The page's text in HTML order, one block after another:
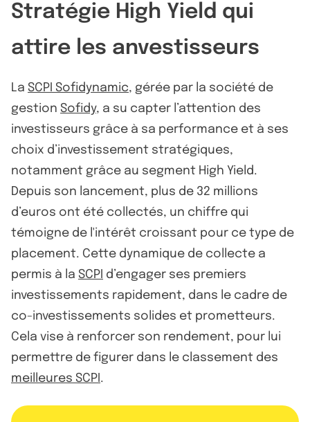
Stratégie High Yield qui
attire les anvestisseurs
La SCPI Sofidynamic, gérée par la société de
gestion Sofidy, a su capter l’attention des
investisseurs grâce à sa performance et à ses
choix d’investissement stratégiques,
notamment grâce au segment High Yield.
Depuis son lancement, plus de 32 millions
d’euros ont été collectés, un chiffre qui
témoigne de l'intérêt croissant pour ce type de
placement. Cette dynamique de collecte a
permis à la SCPI d’engager ses premiers
investissements rapidement, dans le cadre de
co-investissements solides et prometteurs.
Cela vise à renforcer son rendement, pour lui
permettre de figurer dans le classement des
meilleures SCPI .